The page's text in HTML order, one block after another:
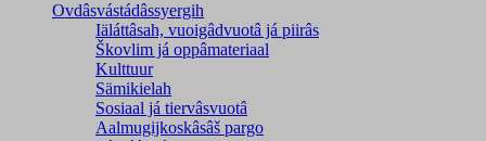
Ovdâsvástádâssyergih
Iäláttâsah, vuoigâdvuotâ já piirâs
Škovlim já oppâmateriaal
Kulttuur
Sämikielah
Sosiaal já tiervâsvuotâ
Aalmugijkoskâsâš pargo